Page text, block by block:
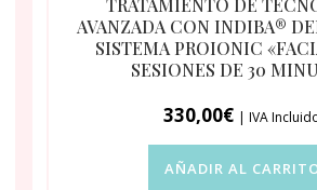
TRATAMIENTO DE
AVANZADA CON INDIBA®
SISTEMA PROIONIC
SESIONES DE 30
330,00€ | IVA
AÑADIR AL